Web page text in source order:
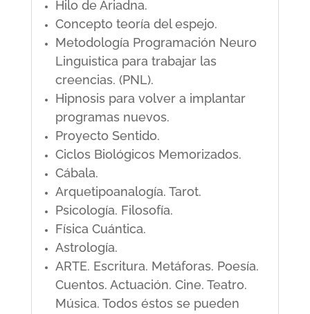
Hilo de Ariadna.
Concepto teoría del espejo.
Metodología Programación Neuro
Linguistica para trabajar las
creencias. (PNL).
Hipnosis para volver a implantar
programas nuevos.
Proyecto Sentido.
Ciclos Biológicos Memorizados.
Cábala.
Arquetipoanalogía. Tarot.
Psicología. Filosofía.
Física Cuántica.
Astrología.
ARTE. Escritura. Metáforas. Poesía.
Cuentos. Actuación. Cine. Teatro.
Música. Todos éstos se pueden